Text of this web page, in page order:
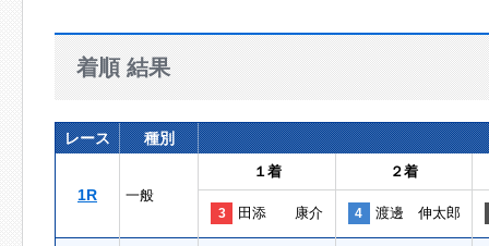
着順 結果
レース 種別
1R 一般
１着 ２着
3 田添 康介 4 渡邊 伸太郎